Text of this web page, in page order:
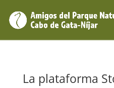
La plataforma